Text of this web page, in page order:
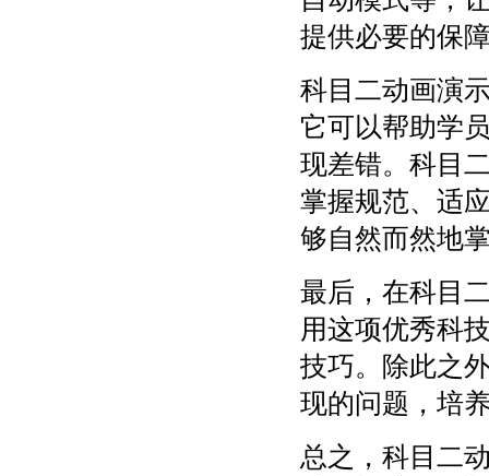
提供必要的保
科目二动画演
它可以帮助学
现差错。科目
掌握规范、适
够自然而然地
最后，在科目
用这项优秀科
技巧。除此之
现的问题，培
总之，科目二